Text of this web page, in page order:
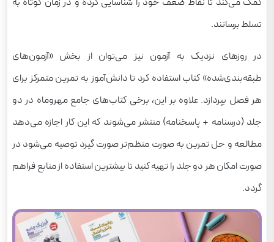
تسلط برسانند.
در روزهای نزدیک به آزمون نیز می‌توان از بخش «آزمون‌های
طبقه‌بندی‌شده» کتاب استفاده کرد تا دانش‌آموز به تمرین متمرکز برای
هر فصل بپردازد. علاوه بر این، برخی کتاب‌های جامع مهروماه در دو
جلد (درسنامه + پاسخنامه) منتشر می‌شوند که این کار اجازه می‌دهد
مطالعه و حل تمرین به صورت منظم‌تر صورت گیرد توصیه می‌شود در
صورت امکان هر دو جلد را تهیه کنید تا بیشترین استفاده از منابع فراهم
گردد.